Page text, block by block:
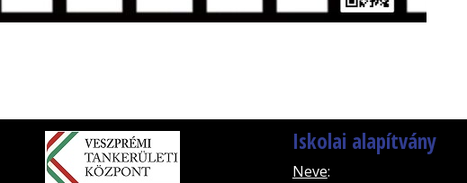
Iskolai alapítvány
Neve: